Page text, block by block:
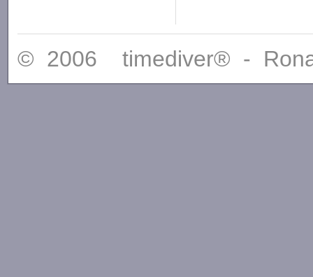
© 2006 timediver® -